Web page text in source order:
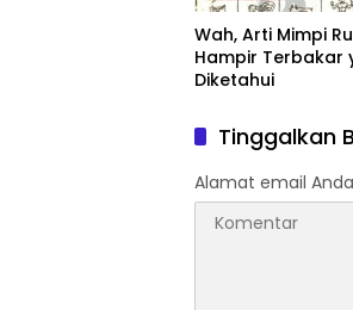
Wah, Arti Mimpi
Hampir Terbakar yang Perlu
Diketahui
Tinggalkan
Alamat email